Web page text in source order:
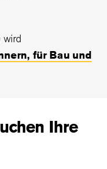
wird
für Bau und
Ihre